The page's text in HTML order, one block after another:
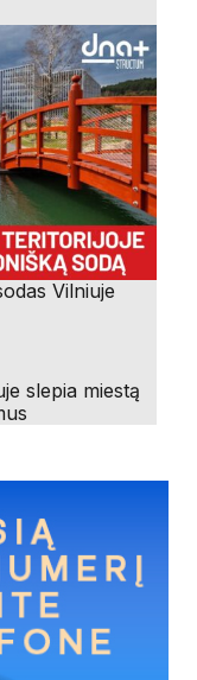
Vilniuje
slepia miestą